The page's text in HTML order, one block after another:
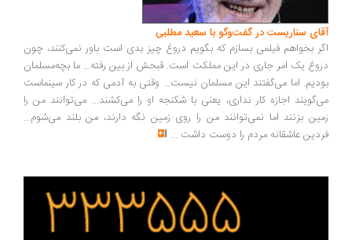
سناریست در گفت‌وگو با سعید مطلبی
بخواهم فیلمی بسازم که بگویم دروغ چیز بدی است باور نمی‌کنند، چون
یک امر جاری در این مملکت است. قبحش از بین رفته... ما بچه‌مسلمان
اما می‌گفتند این مسلمان نیست... وقتی به آدمی که در کار سینماست
اجازه کار نداری، یعنی با شکنجه او را می‌کشند... می‌توانند من را
بزنند اما نمی‌توانند من را روی زمین نگه دارند، من بلند می‌شوم...
عاشقانه مردم را دوست داشت ...